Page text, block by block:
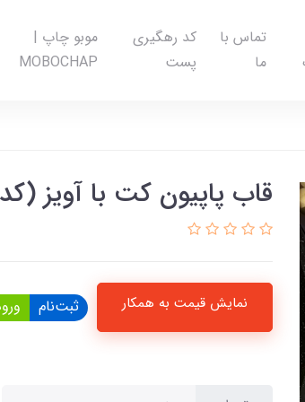
تماس با
ما
کد رهگیری
پست
موبو چاپ |
MOBOCHAP
قاب پاپیون کت با آویز (کدC2168)
نمایش قیمت به همکار ثبت‌نام